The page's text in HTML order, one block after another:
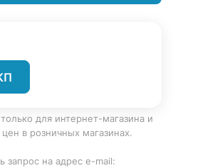
для интернет-магазина и
в розничных магазинах.
запрос на адрес e-mail: